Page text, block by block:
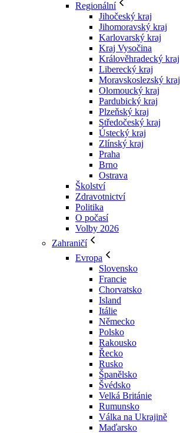
Regionální
Jihočeský kraj
Jihomoravský kraj
Karlovarský kraj
Kraj Vysočina
Králověhradecký kraj
Liberecký kraj
Moravskoslezský kraj
Olomoucký kraj
Pardubický kraj
Plzeňský kraj
Středočeský kraj
Ústecký kraj
Zlínský kraj
Praha
Brno
Ostrava
Školství
Zdravotnictví
Politika
O počasí
Volby 2026
Zahraničí
Evropa
Slovensko
Francie
Chorvatsko
Island
Itálie
Německo
Polsko
Rakousko
Řecko
Rusko
Španělsko
Švédsko
Velká Británie
Rumunsko
Válka na Ukrajině
Maďarsko